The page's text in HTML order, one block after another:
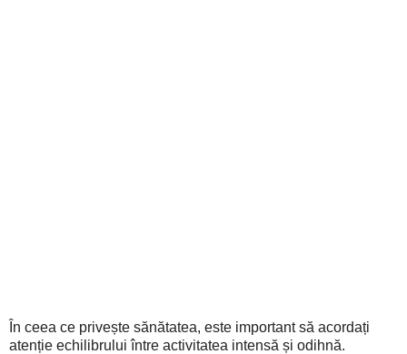
În ceea ce privește sănătatea, este important să acordați
atenție echilibrului între activitatea intensă și odihnă.